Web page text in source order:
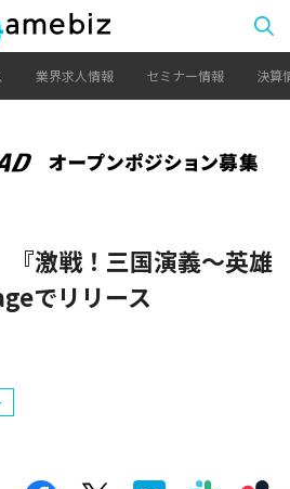
業界求人情報 セミナー情報 決算
『激戦！三国演義～英雄
でリリース